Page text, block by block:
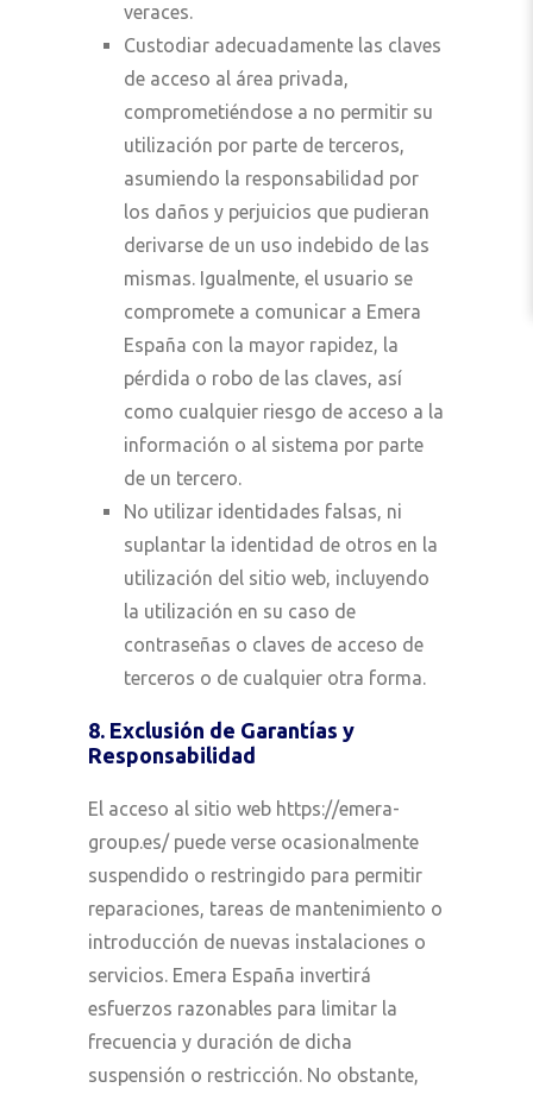
veraces.
Custodiar adecuadamente las claves
de acceso al área privada,
comprometiéndose a no permitir su
utilización por parte de terceros,
asumiendo la responsabilidad por
los daños y perjuicios que pudieran
derivarse de un uso indebido de las
mismas. Igualmente, el usuario se
compromete a comunicar a Emera
España con la mayor rapidez, la
pérdida o robo de las claves, así
como cualquier riesgo de acceso a la
información o al sistema por parte
de un tercero.
No utilizar identidades falsas, ni
suplantar la identidad de otros en la
utilización del sitio web, incluyendo
la utilización en su caso de
contraseñas o claves de acceso de
terceros o de cualquier otra forma.
8. Exclusión de Garantías y
Responsabilidad
El acceso al sitio web https://emera-
group.es/ puede verse ocasionalmente
suspendido o restringido para permitir
reparaciones, tareas de mantenimiento o
introducción de nuevas instalaciones o
servicios. Emera España invertirá
esfuerzos razonables para limitar la
frecuencia y duración de dicha
suspensión o restricción. No obstante,